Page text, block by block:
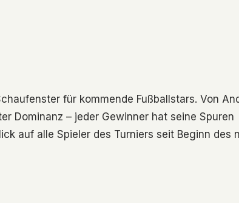
für kommende Fußballstars. Von
Dominanz – jeder Gewinner hat seine Spuren
auf alle Spieler des Turniers seit Beginn des